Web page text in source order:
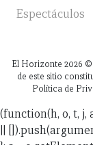
Espectáculos
El Horizonte 2026 ©
de este sitio
Política de
(function(h, o, t, j,
||